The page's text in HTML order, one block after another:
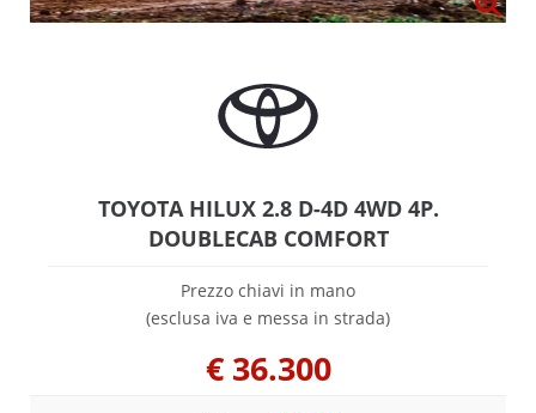
TOYOTA HILUX 2.8 D-4D 4WD 4P.
DOUBLECAB COMFORT
Prezzo chiavi in mano
(esclusa iva e messa in strada)
€ 36.300